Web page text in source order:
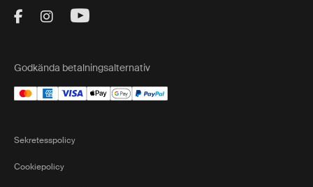
Visit Thule on Facebook (external link)
Visit Thule on Instagram (external link)
Visit Thule on Youtube (external
Godkända betalningsalternativ
Sekretesspolicy
Cookiepolicy